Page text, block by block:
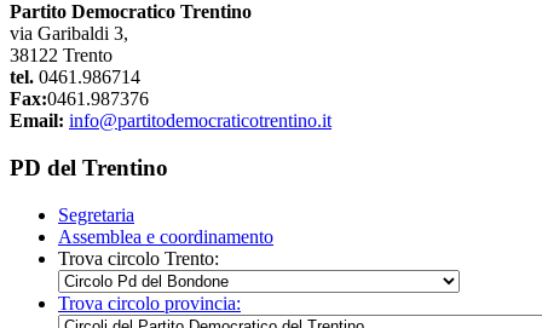
Partito Democratico Trentino
via Garibaldi 3,
38122 Trento
tel. 0461.986714
Fax:0461.987376
Email: info@partitodemocraticotrentino.it
PD del Trentino
Segretaria
Assemblea e coordinamento
Trova circolo Trento:
Trova circolo provincia: